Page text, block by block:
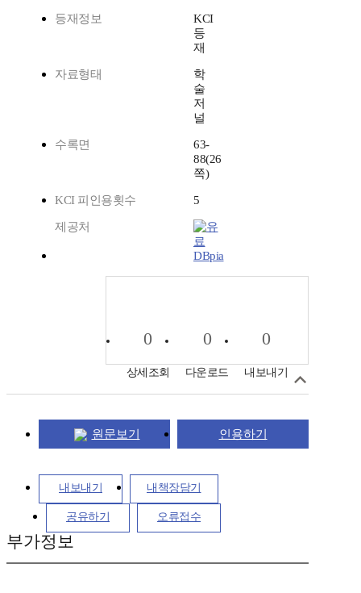
등재정보
KCI
등
재
자료형태
학
술
저
널
수록면
63-
88(26
쪽)
KCI 피인용횟수 5
제공처
DBpia
0
상세조회
0
다운로드
0
내보내기
원문보기 인용하기
내보내기 내책장담기
공유하기 오류접수
부가정보